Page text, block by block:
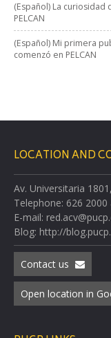
(Español) La
PELCAN
(Español) Mi primera
comenzó en PELCAN
LOCATION AND
Av. Universitaria
Telephone: 626
E-mail:
Blog: http://
Contact us
Open location in